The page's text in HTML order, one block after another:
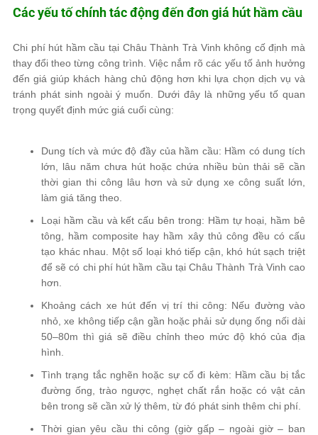
Các yếu tố chính tác động đến đơn giá hút hầm cầu
Chi phí hút hầm cầu tại Châu Thành Trà Vinh không cố định mà
thay đổi theo từng công trình. Việc nắm rõ các yếu tố ảnh hưởng
đến giá giúp khách hàng chủ động hơn khi lựa chọn dịch vụ và
tránh phát sinh ngoài ý muốn. Dưới đây là những yếu tố quan
trọng quyết định mức giá cuối cùng:
Dung tích và mức độ đầy của hầm cầu: Hầm có dung tích
lớn, lâu năm chưa hút hoặc chứa nhiều bùn thải sẽ cần
thời gian thi công lâu hơn và sử dụng xe công suất lớn,
làm giá tăng theo.
Loại hầm cầu và kết cấu bên trong: Hầm tự hoại, hầm bê
tông, hầm composite hay hầm xây thủ công đều có cấu
tạo khác nhau. Một số loại khó tiếp cận, khó hút sạch triệt
để sẽ có chi phí hút hầm cầu tại Châu Thành Trà Vinh cao
hơn.
Khoảng cách xe hút đến vị trí thi công: Nếu đường vào
nhỏ, xe không tiếp cận gần hoặc phải sử dụng ống nối dài
50–80m thì giá sẽ điều chỉnh theo mức độ khó của địa
hình.
Tình trạng tắc nghẽn hoặc sự cố đi kèm: Hầm cầu bị tắc
đường ống, trào ngược, nghẹt chất rắn hoặc có vật cản
bên trong sẽ cần xử lý thêm, từ đó phát sinh thêm chi phí.
Thời gian yêu cầu thi công (giờ gấp – ngoài giờ – ban